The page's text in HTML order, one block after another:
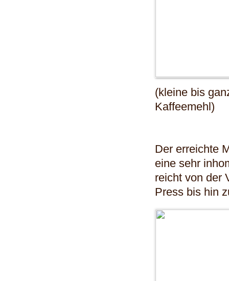
(kleine bis
Kaffeemehl)
Der erreichte
eine sehr
reicht von der
Press bis hin